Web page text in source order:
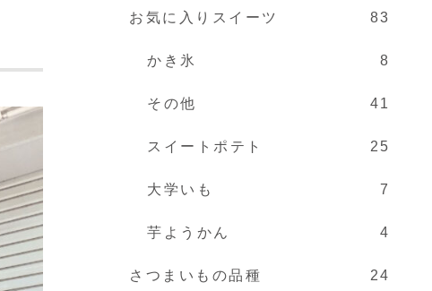
お気に入りスイーツ 83
かき氷 8
その他 41
スイートポテト 25
大学いも 7
芋ようかん 4
さつまいもの品種 24